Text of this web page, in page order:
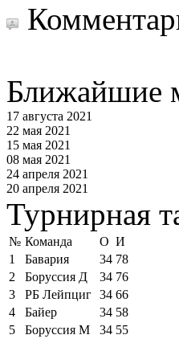
Ближайшие
17 августа 2021
22 мая 2021
15 мая 2021
08 мая 2021
24 апреля 2021
20 апреля 2021
Турнирная
№ Команда О И
1
Бавария 34 78
2
Боруссия Д 34 76
3
РБ Лейпциг 34 66
4
Байер 34 58
5
Боруссия М 34 55